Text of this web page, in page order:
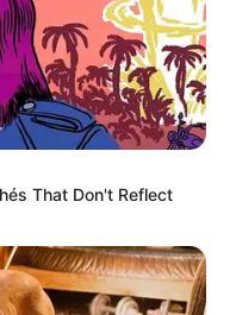
That Don't Reflect